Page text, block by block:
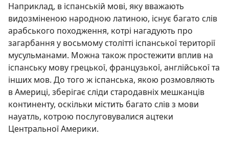
Наприклад, в іспанській мові, яку вважають
видозміненою народною латиною, існує багато слів
арабського походження, котрі нагадують про
загарбання у восьмому столітті іспанської території
мусульманами. Можна також простежити вплив на
іспанську мову грецької, французької, англійської та
інших мов. До того ж іспанська, якою розмовляють
в Америці, зберігає сліди стародавніх мешканців
континенту, оскільки містить багато слів з мови
науатль, котрою послуговувалися ацтеки
Центральної Америки.